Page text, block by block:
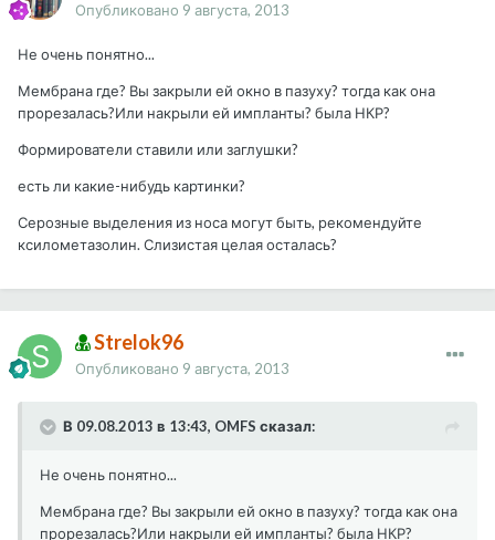
Опубликовано 9 августа, 2013
Не очень понятно...
Мембрана где? Вы закрыли ей окно в пазуху? тогда как она
прорезалась?Или накрыли ей импланты? была НКР?
Формирователи ставили или заглушки?
есть ли какие-нибудь картинки?
Серозные выделения из носа могут быть, рекомендуйте
ксилометазолин. Слизистая целая осталась?
Strelok96
Опубликовано 9 августа, 2013
В 09.08.2013 в 13:43, OMFS сказал:
Не очень понятно...
Мембрана где? Вы закрыли ей окно в пазуху? тогда как она
прорезалась?Или накрыли ей импланты? была НКР?